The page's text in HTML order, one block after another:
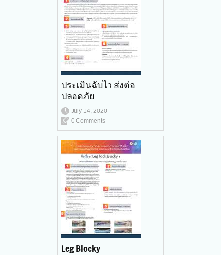
ประเมินฉับไว ส่งต่อ
ปลอดภัย
July 14, 2020
0 Comments
Leg Blocky